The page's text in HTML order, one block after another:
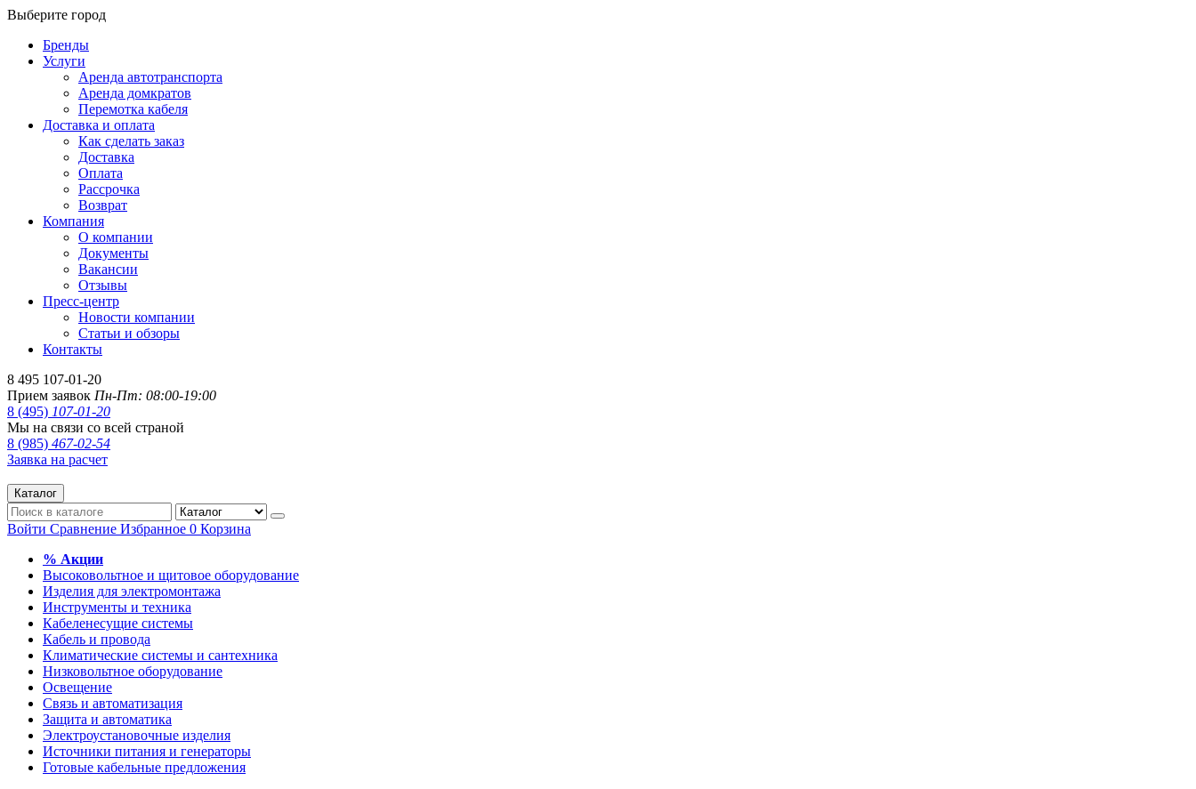
Выберите город
Бренды
Услуги
Аренда автотранспорта
Аренда домкратов
Перемотка кабеля
Доставка и оплата
Как сделать заказ
Доставка
Оплата
Рассрочка
Возврат
Компания
О компании
Документы
Вакансии
Отзывы
Пресс-центр
Новости компании
Статьи и обзоры
Контакты
8 495 107-01-20
Прием заявок Пн-Пт: 08:00-19:00
8 (495) 107-01-20
Мы на связи со всей страной
8 (985) 467-02-54
Заявка на расчет
Каталог
Войти Сравнение Избранное 0 Корзина
% Акции
Высоковольтное и щитовое оборудование
Изделия для электромонтажа
Инструменты и техника
Кабеленесущие системы
Кабель и провода
Климатические системы и сантехника
Низковольтное оборудование
Освещение
Связь и автоматизация
Защита и автоматика
Электроустановочные изделия
Источники питания и генераторы
Готовые кабельные предложения